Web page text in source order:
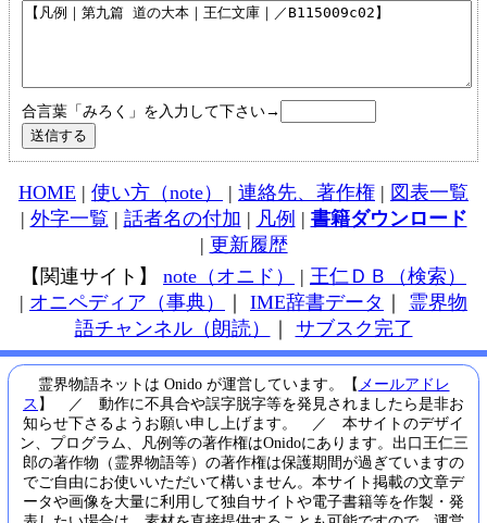
合言葉「みろく」を入力して下さい→
HOME | 使い方（note） | 連絡先、著作権 | 図表一覧
| 外字一覧 | 話者名の付加 | 凡例 | 書籍ダウンロード
| 更新履歴
【関連サイト】 note（オニド） | 王仁ＤＢ（検索）
| オニペディア（事典） IME辞書データ
霊界物
語チャンネル（朗読）
サブスク完了
霊界物語ネットは Onido が運営しています。【 メールアドレ
ス 】 ／ 動作に不具合や誤字脱字等を発見されましたら是非お
知らせ下さるようお願い申し上げます。 ／ 本サイトのデザイ
ン、プログラム、凡例等の著作権はOnidoにあります。出口王仁三
郎の著作物（霊界物語等）の著作権は保護期間が過ぎていますの
でご自由にお使いいただいて構いません。本サイト掲載の文章デ
ータや画像を大量に利用して独自サイトや電子書籍等を作製・発